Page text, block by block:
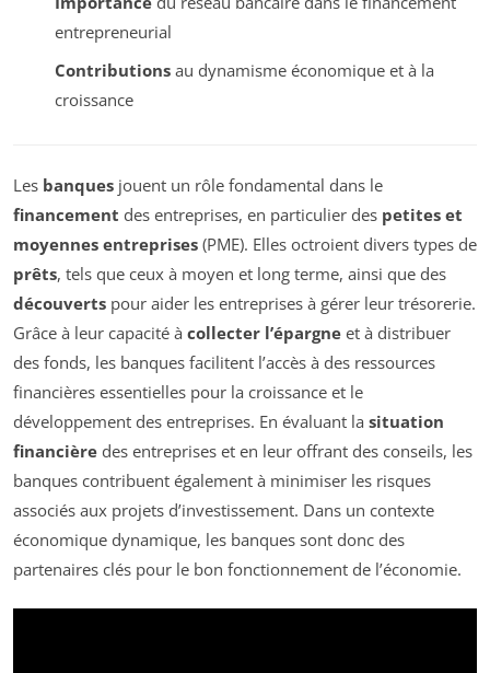
entrepreneurial
Contributionsau dynamisme économique et à la
croissance
Les banques jouent un rôle fondamental dans le
financement des entreprises, en particulier des petites et
moyennes entreprises (PME). Elles octroient divers types de
prêts, tels que ceux à moyen et long terme, ainsi que des
découverts pour aider les entreprises à gérer leur trésorerie.
Grâce à leur capacité à collecter l’épargne et à distribuer
des fonds, les banques facilitent l’accès à des ressources
financières essentielles pour la croissance et le
développement des entreprises. En évaluant la situation
financière des entreprises et en leur offrant des conseils, les
banques contribuent également à minimiser les risques
associés aux projets d’investissement. Dans un contexte
économique dynamique, les banques sont donc des
partenaires clés pour le bon fonctionnement de l’économie.